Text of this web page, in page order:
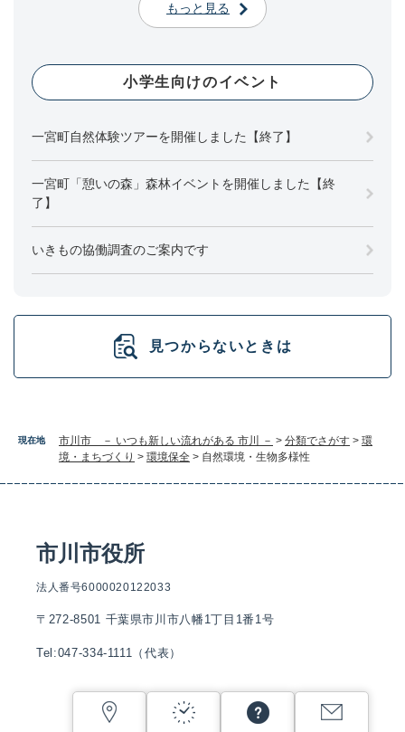
現在地 市川市 － いつも新しい流れがある 市川 － > 分類でさがす > 環
境・まちづくり > 環境保全 > 自然環境・生物多様性
もっと見る
小学生向けのイベント
一宮町自然体験ツアーを開催しました【終了】
一宮町「憩いの森」森林イベントを開催しました【終
了】
いきもの協働調査のご案内です
見つからないときは
市川市役所
法人番号6000020122033
〒272-8501 千葉県市川市八幡1丁目1番1号
Tel:047-334-1111（代表）